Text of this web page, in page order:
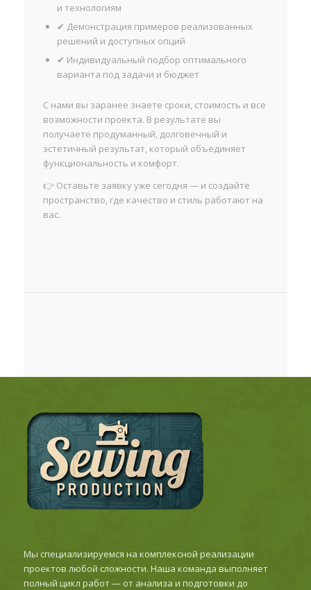
и технологиям
✔ Демонстрация примеров реализованных
решений и доступных опций
✔ Индивидуальный подбор оптимального
варианта под задачи и бюджет
С нами вы заранее знаете сроки, стоимость и все
возможности проекта. В результате вы
получаете продуманный, долговечный и
эстетичный результат, который объединяет
функциональность и комфорт.
👉 Оставьте заявку уже сегодня — и создайте
пространство, где качество и стиль работают на
вас.
Мы специализируемся на комплексной реализации
проектов любой сложности. Наша команда выполняет
полный цикл работ — от анализа и подготовки до